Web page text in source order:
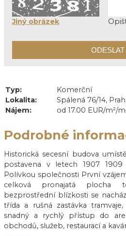
Jiný obrázek
Typ:
Komerční
Lokalita:
Spálená 76/14,
Nájem:
od 17.00 EUR/m²/
Podrobné
Historická secesní budova
postavena v letech 1907 1909
Polívkou společnosti První
celková pronajatá
bezprostřední blízkosti se
třída a rušná zastávka
snadný a rychlý přístup do
obchodů, služeb, restaurací a